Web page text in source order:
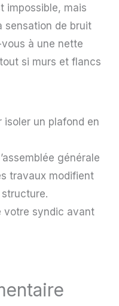
impossible, mais
sensation de bruit
à une nette
si murs et flancs
isoler un plafond en
générale
travaux modifient
votre syndic avant